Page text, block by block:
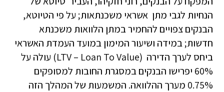
הנחיות לגבי מתן אשראי משכנתאות; על פי הטיוטא,
הבנקים צפויים להחמיר במתן הלוואות משכנתא
חדשות; במידה ושיעור המימון במועד העמדת האשראי
ביחס לערך הדירה (LTV – Loan To Value) עולה על
60% יפרישו הבנקים במסגרת החובות למסופקים
0.75% מערך ההלוואה. המשמעות של המהלך הזה